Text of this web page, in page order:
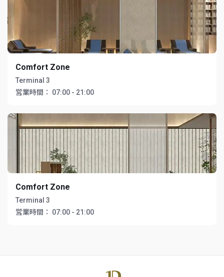
Comfort Zone
Terminal 3
営業時間：
07:00 - 21:00
Comfort Zone
Terminal 3
営業時間：
07:00 - 21:00